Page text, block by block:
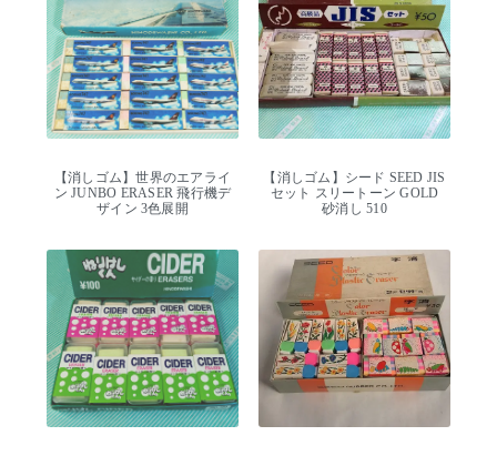
【消しゴム】世界のエアライ
ン JUNBO ERASER 飛行機デ
ザイン 3色展開
【消しゴム】シード SEED JIS
セット スリートーン GOLD
砂消し 510